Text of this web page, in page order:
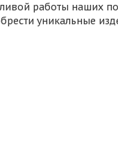
работы наших
уникальные